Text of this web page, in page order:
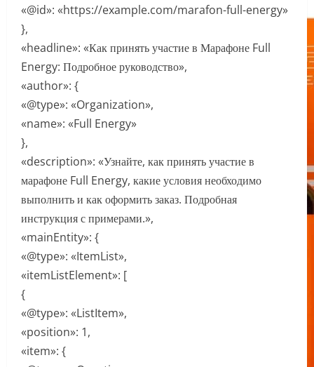
«@id»: «https://example.com/marafon-full-energy»
},
«headline»: «Как принять участие в Марафоне Full
Energy: Подробное руководство»,
«author»: {
«@type»: «Organization»,
«name»: «Full Energy»
},
«description»: «Узнайте, как принять участие в
марафоне Full Energy, какие условия необходимо
выполнить и как оформить заказ. Подробная
инструкция с примерами.»,
«mainEntity»: {
«@type»: «ItemList»,
«itemListElement»: [
{
«@type»: «ListItem»,
«position»: 1,
«item»: {